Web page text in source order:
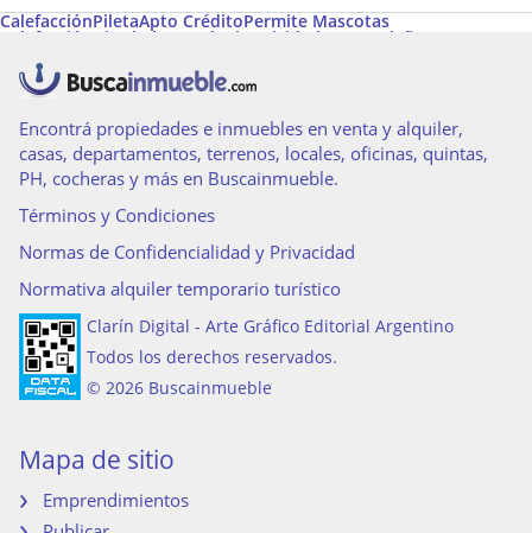
CalefacciónPiletaApto CréditoPermite Mascotas
Calefacción tiro balanceado Electricidad Hogar a leña
Encontrá propiedades e inmuebles en venta y alquiler,
casas, departamentos, terrenos, locales, oficinas, quintas,
PH, cocheras y más en Buscainmueble.
Términos y Condiciones
Normas de Confidencialidad y Privacidad
Normativa alquiler temporario turístico
Clarín Digital - Arte Gráfico Editorial Argentino
Todos los derechos reservados.
© 2026 Buscainmueble
Mapa de sitio
Emprendimientos